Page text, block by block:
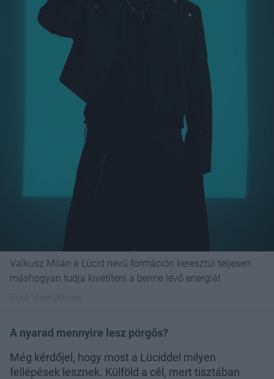
Valkusz Milán a Lücid nevű formáción keresztül teljesen
máshogyan tudja kivetíteni a benne lévő energiát
A nyarad mennyire lesz pörgős?
Még kérdőjel, hogy most a Lüciddel milyen
fellépések lesznek. Külföld a cél, mert tisztában